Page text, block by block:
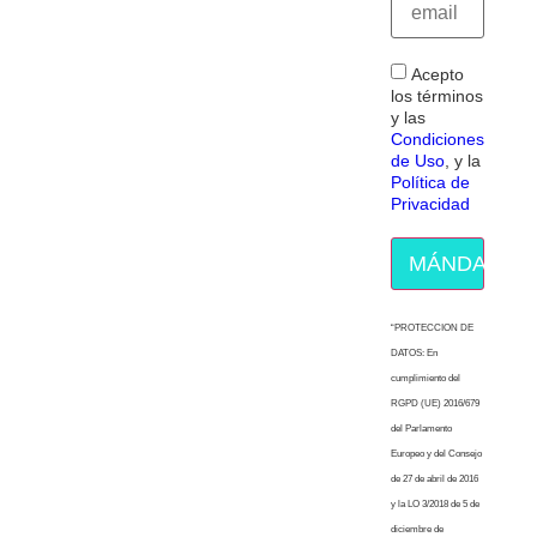
Acepto
los términos
y las
Condiciones
de Uso, y la
Política de
Privacidad
MÁNDAME
“PROTECCION DE
DATOS: En
cumplimiento del
RGPD (UE) 2016/679
del Parlamento
Europeo y del Consejo
de 27 de abril de 2016
y la LO 3/2018 de 5 de
diciembre de